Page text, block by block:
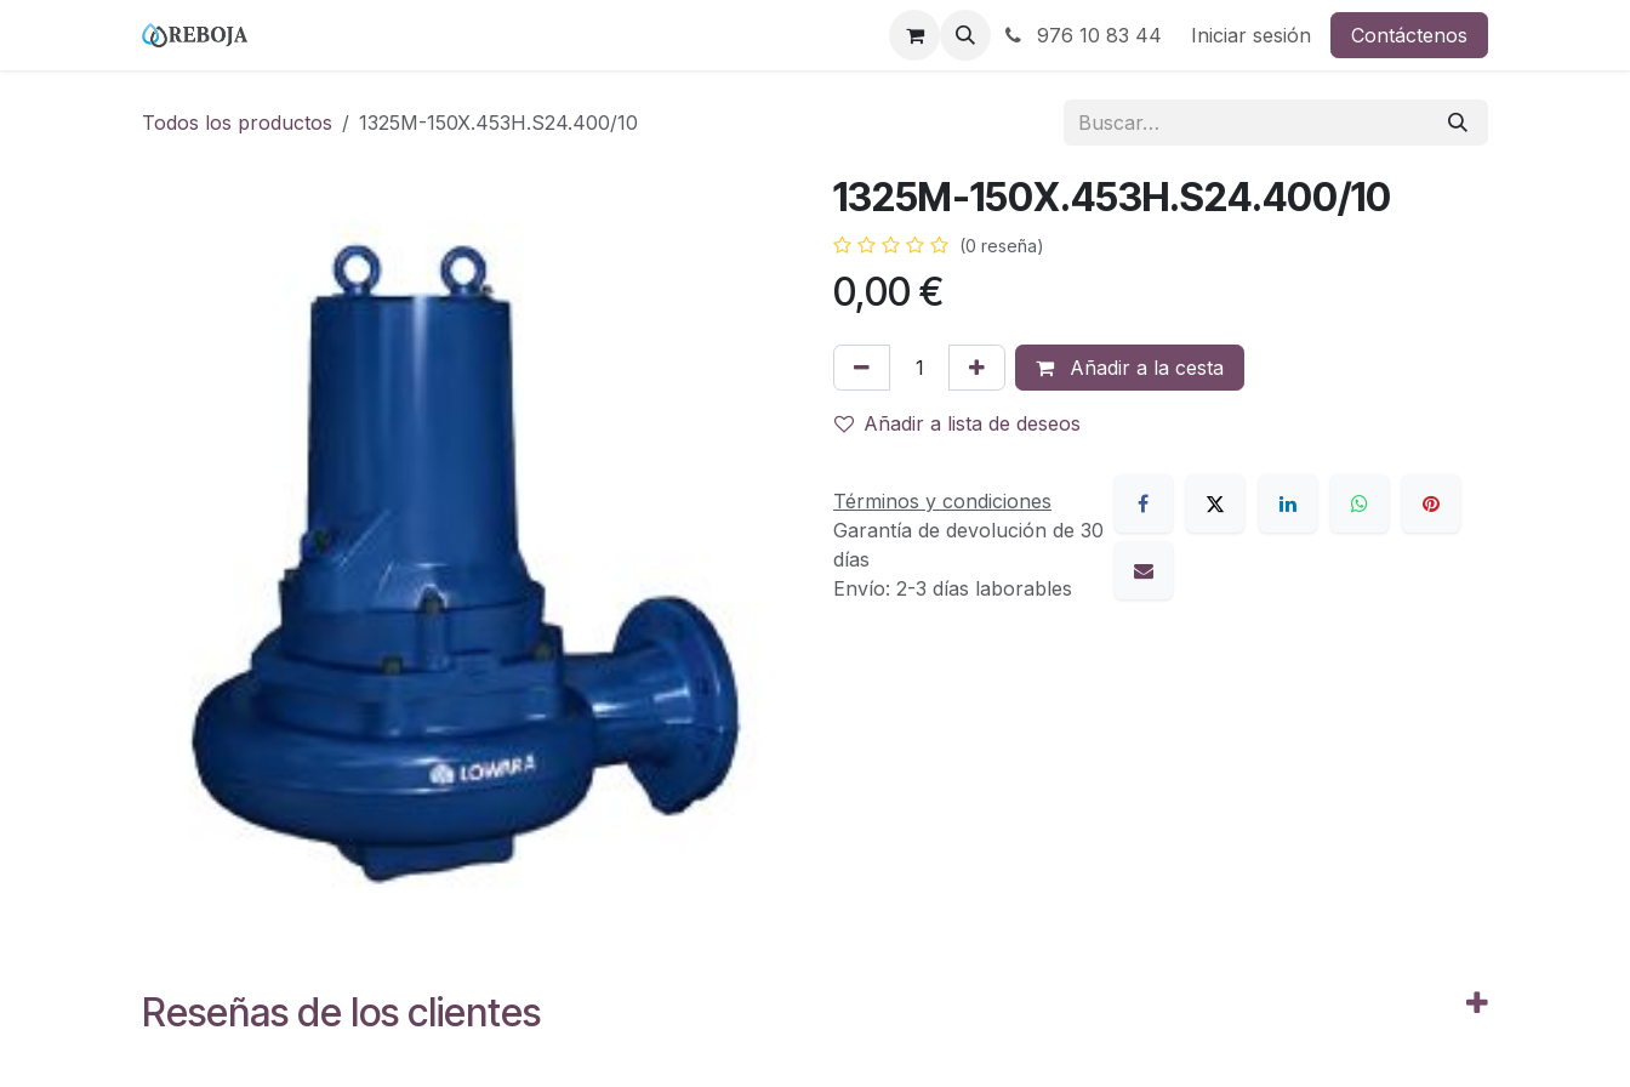
Blog 976 10 83 44 Iniciar sesión Contáctenos
Todos los productos 1325M-150X.453H.S24.400/10
1325M-150X.453H.S24.400/10
(0 reseña)
0,00 €
Añadir a la cesta
Añadir a lista de deseos
Términos y condiciones
Garantía de devolución de 30
días
Envío: 2-3 días laborables
Reseñas de los clientes